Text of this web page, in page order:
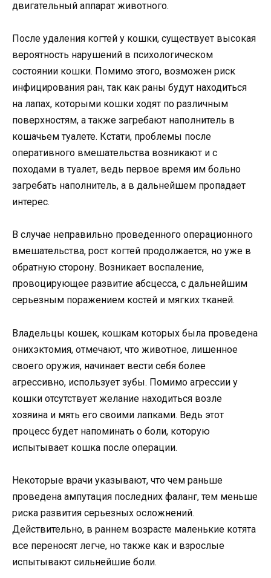
двигательный аппарат животного.
После удаления когтей у кошки, существует высокая
вероятность нарушений в психологическом
состоянии кошки. Помимо этого, возможен риск
инфицирования ран, так как раны будут находиться
на лапах, которыми кошки ходят по различным
поверхностям, а также загребают наполнитель в
кошачьем туалете. Кстати, проблемы после
оперативного вмешательства возникают и с
походами в туалет, ведь первое время им больно
загребать наполнитель, а в дальнейшем пропадает
интерес.
В случае неправильно проведенного операционного
вмешательства, рост когтей продолжается, но уже в
обратную сторону. Возникает воспаление,
провоцирующее развитие абсцесса, с дальнейшим
серьезным поражением костей и мягких тканей.
Владельцы кошек, кошкам которых была проведена
онихэктомия, отмечают, что животное, лишенное
своего оружия, начинает вести себя более
агрессивно, использует зубы. Помимо агрессии у
кошки отсутствует желание находиться возле
хозяина и мять его своими лапками. Ведь этот
процесс будет напоминать о боли, которую
испытывает кошка после операции.
Некоторые врачи указывают, что чем раньше
проведена ампутация последних фаланг, тем меньше
риска развития серьезных осложнений.
Действительно, в раннем возрасте маленькие котята
все переносят легче, но также как и взрослые
испытывают сильнейшие боли.